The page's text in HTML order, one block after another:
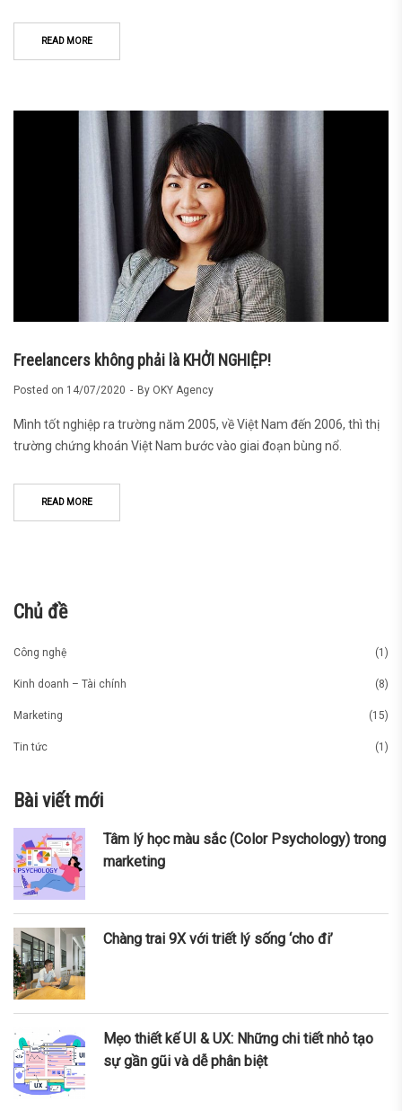
READ MORE
Freelancers không phải là KHỞI NGHIỆP!
Posted on 14/07/2020 By OKY Agency
Mình tốt nghiệp ra trường năm 2005, về Việt Nam đến 2006, thì thị
trường chứng khoán Việt Nam bước vào giai đoạn bùng nổ.
READ MORE
Chủ đề
Công nghệ (1)
Kinh doanh – Tài chính (8)
Marketing (15)
Tin tức (1)
Bài viết mới
Tâm lý học màu sắc (Color Psychology) trong
marketing
Chàng trai 9X với triết lý sống ‘cho đi’
Mẹo thiết kế UI & UX: Những chi tiết nhỏ tạo
sự gần gũi và dễ phân biệt